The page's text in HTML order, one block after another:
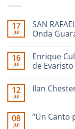
17
Jul
SAN
Onda
comentarios
en
SAN
dedicado
–
Interpreta
16
Jul
Enrique
de
comentarios
🎹
Iriarte
12
Jul
Ilan
comentarios
en
08
Jul
“Un Canto